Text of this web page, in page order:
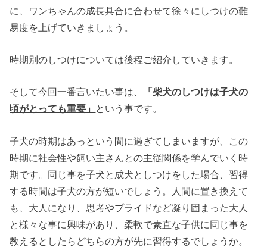
に、ワンちゃんの成長具合に合わせて徐々にしつけの難
易度を上げていきましょう。
時期別のしつけについては後程ご紹介していきます。
そして今回一番言いたい事は、
「柴犬のしつけは子犬の
頃がとっても重要」 という事です。
子犬の時期はあっという間に過ぎてしまいますが、この
時期に社会性や飼い主さんとの主従関係を学んでいく時
期です。同じ事を子犬と成犬としつけをした場合、習得
する時間は子犬の方が短いでしょう。人間に置き換えて
も、大人になり、思考やプライドなど凝り固まった大人
と様々な事に興味があり、柔軟で素直な子供に同じ事を
教えるとしたらどちらの方が先に習得するでしょうか。